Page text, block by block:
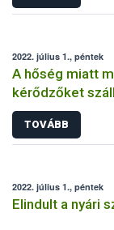
2022. július 1., péntek
A hőség miatt
kérődzőket
Törökországba
TOVÁBB
2022. július 1., péntek
Elindult a nyári